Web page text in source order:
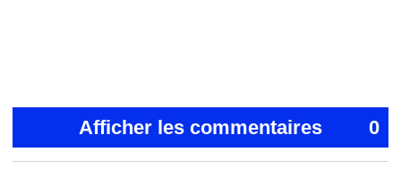
Afficher les commentaires 0